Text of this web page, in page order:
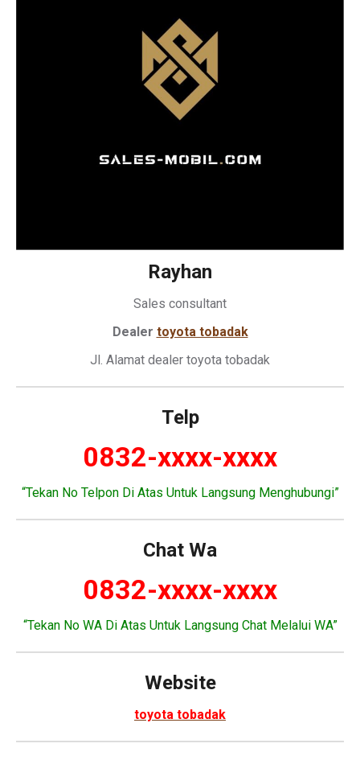
Rayhan
Sales consultant
Dealer toyota tobadak
Jl. Alamat dealer toyota tobadak
Telp
0832-xxxx-xxxx
“Tekan No Telpon Di Atas Untuk Langsung Menghubungi”
Chat Wa
0832-xxxx-xxxx
“Tekan No WA Di Atas Untuk Langsung Chat Melalui WA”
Website
toyota tobadak